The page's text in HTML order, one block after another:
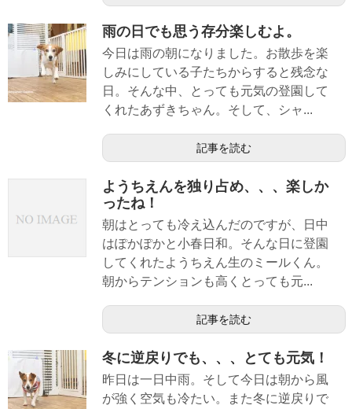
雨の日でも思う存分楽しむよ。
今日は雨の朝になりました。お散歩を楽
しみにしている子たちからすると残念な
日。そんな中、とっても元気の登園して
くれたあずきちゃん。そして、シャ...
記事を読む
ようちえんを独り占め、、、楽しか
ったね！
朝はとっても冷え込んだのですが、日中
はぽかぽかと小春日和。そんな日に登園
してくれたようちえん生のミールくん。
朝からテンションも高くとっても元...
記事を読む
冬に逆戻りでも、、、とても元気！
昨日は一日中雨。そして今日は朝から風
が強く空気も冷たい。また冬に逆戻りで